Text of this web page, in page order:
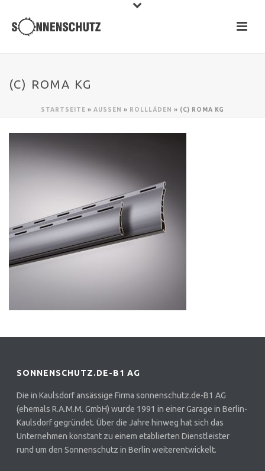
(C) ROMA KG
STARTSEITE » AUSSEN » ROLLLÄDEN » (C) ROMA KG
SONNENSCHUTZ.DE-B1 AG
Die in Kaulsdorf ansässige Firma sonnenschutz.de-B1 AG
(ehemals R.A.M.M. GmbH) wurde 1991 in einer Garage in Berlin-
Kaulsdorf gegründet. Über die Jahre hinweg hat sich das
Unternehmen konstant zu einem etablierten Dienstleister
rund um den Sonnenschutz in Berlin weiterentwickelt.